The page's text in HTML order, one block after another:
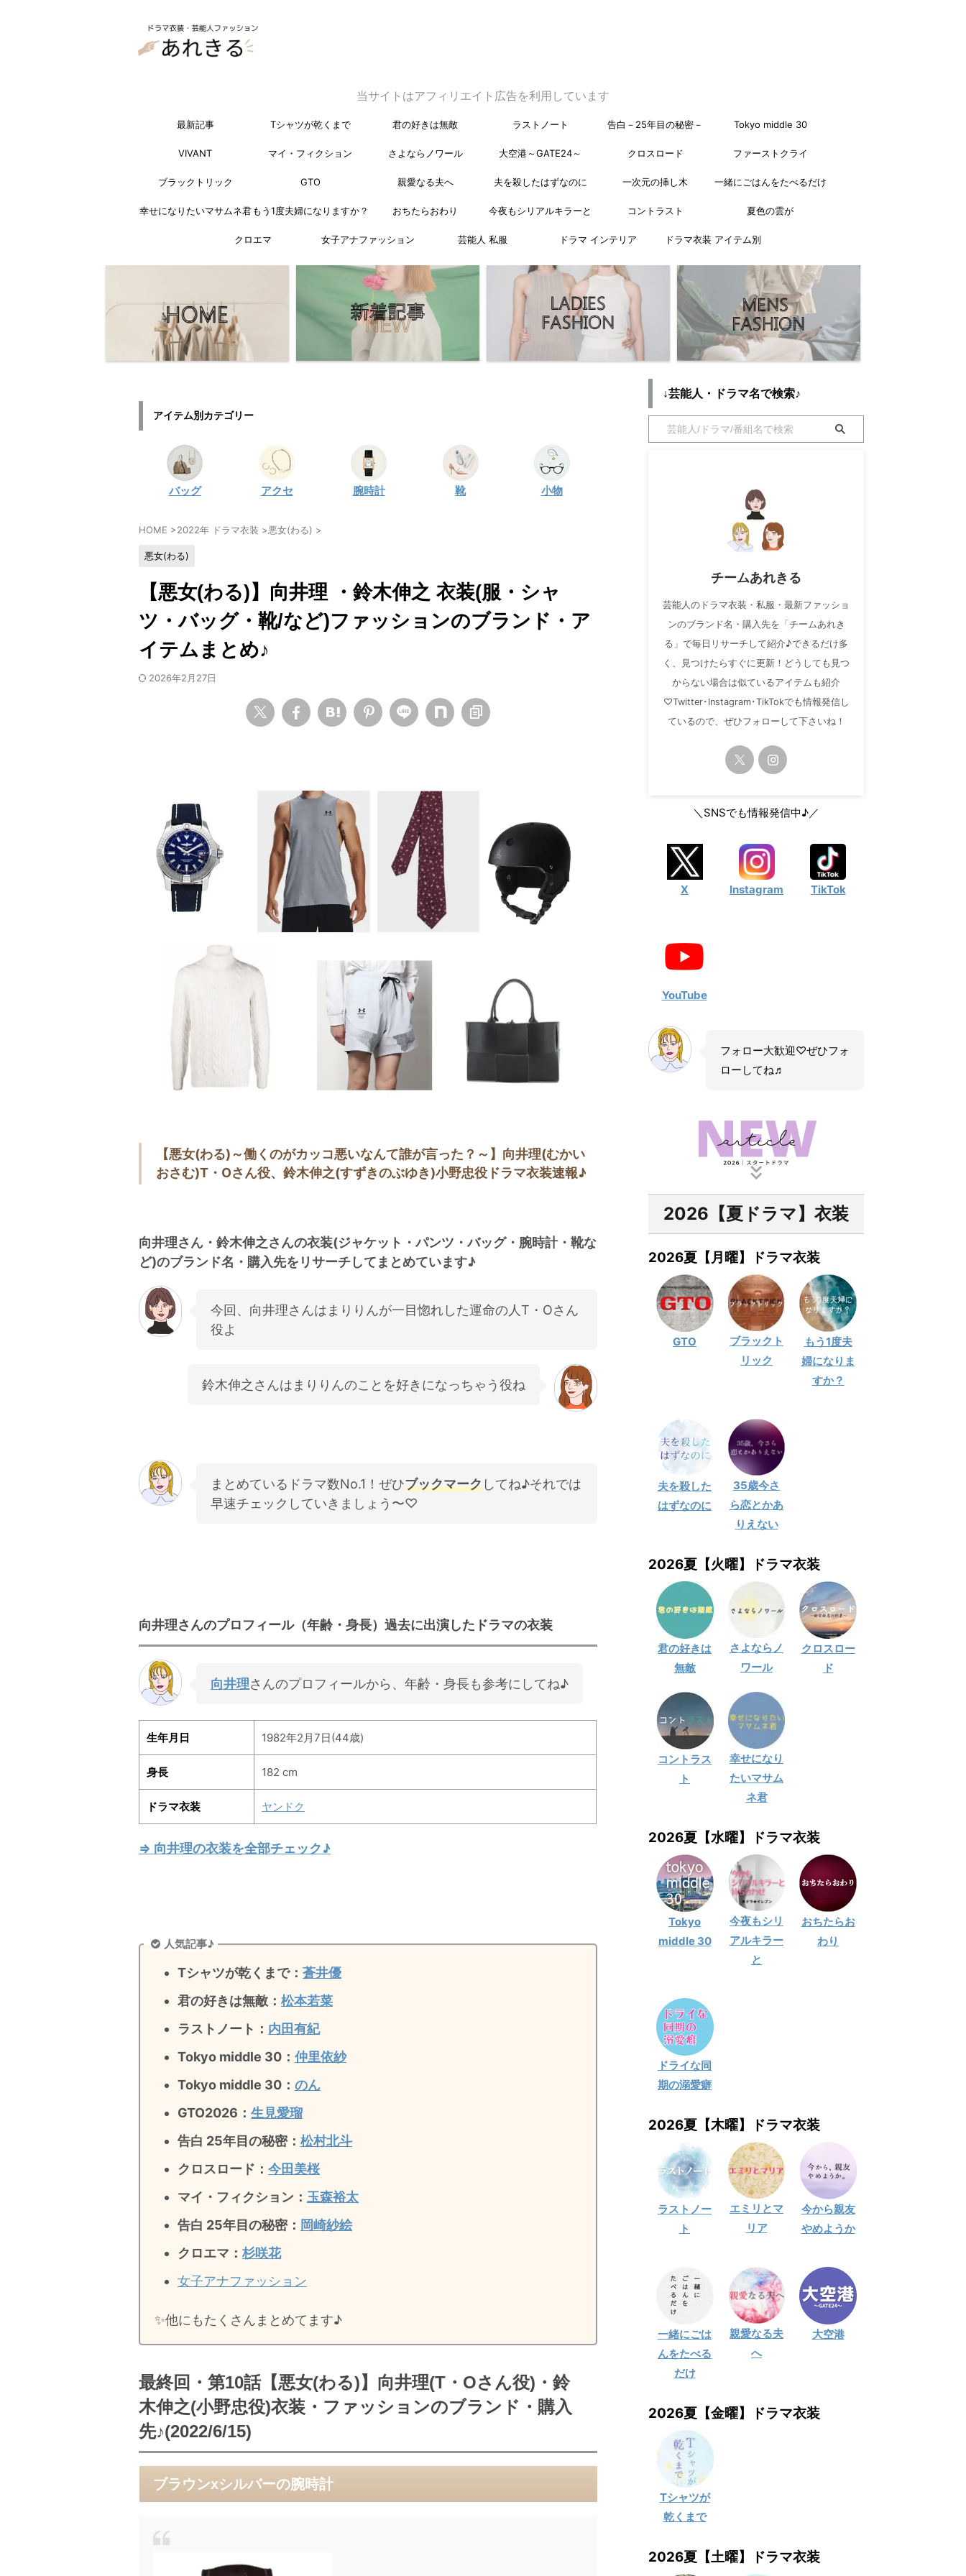
当サイトはアフィリエイト広告を利用しています
最新記事 Tシャツが乾くまで 君の好きは無敵 ラストノート 告白－25年目の秘密－ Tokyo middle 30
VIVANT マイ・フィクション さよならノワール 大空港～GATE24～ クロスロード ファーストクライ
ブラックトリック GTO 親愛なる夫へ 夫を殺したはずなのに 一次元の挿し木 一緒にごはんをたべるだけ
幸せになりたいマサムネ君 もう1度夫婦になりますか？ おちたらおわり 今夜もシリアルキラーと コントラスト 夏色の雲が
クロエマ 女子アナファッション 芸能人 私服 ドラマ インテリア ドラマ衣装 アイテム別
アイテム別カテゴリー
バッグ アクセ 腕時計 靴 小物
HOME >2022年 ドラマ衣装 >悪女(わる) >
悪女(わる)
【悪女(わる)】向井理 ・鈴木伸之 衣装(服・シャ
ツ・バッグ・靴/など)ファッションのブランド・ア
イテムまとめ♪
2026年2月27日
【悪女(わる)～働くのがカッコ悪いなんて誰が言った？～】向井理(むかい
おさむ)T・Oさん役、鈴木伸之(すずきのぶゆき)小野忠役ドラマ衣装速報♪
向井理さん・鈴木伸之さんの衣装(ジャケット・パンツ・バッグ・腕時計・靴な
ど)のブランド名・購入先をリサーチしてまとめています♪
今回、向井理さんはまりりんが一目惚れした運命の人T・Oさん
役よ
鈴木伸之さんはまりりんのことを好きになっちゃう役ね
まとめているドラマ数No.1！ぜひブックマークしてね♪それでは
早速チェックしていきましょう〜♡
向井理さんのプロフィール（年齢・身長）過去に出演したドラマの衣装
向井理さんのプロフィールから、年齢・身長も参考にしてね♪
生年月日 1982年2月7日(44歳)
身長 182 cm
ドラマ衣装 ヤンドク
⇒ 向井理の衣装を全部チェック♪
人気記事♪
Tシャツが乾くまで： 蒼井優
君の好きは無敵 ： 松本若菜
ラストノート ： 内田有紀
Tokyo middle 30： 仲里依紗
Tokyo middle 30： のん
GTO2026： 生見愛瑠
告白 25年目の秘密： 松村北斗
クロスロード： 今田美桜
マイ・フィクション： 玉森裕太
告白 25年目の秘密： 岡崎紗絵
クロエマ： 杉咲花
女子アナファッション
✨️他にもたくさんまとめてます♪
最終回・第10話【悪女(わる)】向井理(T・Oさん役)・鈴
木伸之(小野忠役)衣装・ファッションのブランド・購入
先♪(2022/6/15)
ブラウンxシルバーの腕時計
↓芸能人・ドラマ名で検索♪
チームあれきる
芸能人のドラマ衣装・私服・最新ファッショ
ンのブランド名・購入先を「チームあれき
る」で毎日リサーチして紹介♪できるだけ多
く、見つけたらすぐに更新！どうしても見つ
からない場合は似ているアイテムも紹介
♡Twitter･Instagram･TikTokでも情報発信し
ているので、ぜひフォローして下さいね！
＼SNSでも情報発信中♪／
X Instagram TikTok
YouTube
フォロー大歓迎♡ぜひフォ
ローしてね♬
2026【夏ドラマ】衣装
2026夏【月曜】ドラマ衣装
GTO
ブラックト
リック
もう1度夫
婦になりま
すか？
夫を殺した
はずなのに
35歳今さ
ら恋とかあ
りえない
2026夏【火曜】ドラマ衣装
君の好きは
無敵
さよならノ
ワール
クロスロー
ド
コントラス
ト
幸せになり
たいマサム
ネ君
2026夏【水曜】ドラマ衣装
Tokyo
middle 30
今夜もシリ
アルキラー
と
おちたらお
わり
ドライな同
期の溺愛癖
2026夏【木曜】ドラマ衣装
ラストノー
ト
エミリとマ
リア
今から親友
やめようか
一緒にごは
んをたべる
だけ
親愛なる夫
へ
大空港
2026夏【金曜】ドラマ衣装
Tシャツが
乾くまで
2026夏【土曜】ドラマ衣装